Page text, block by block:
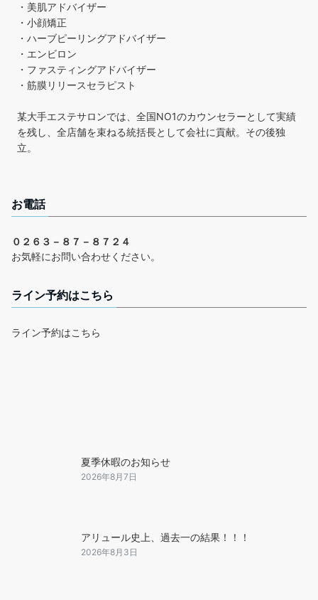
・美肌アドバイザー
・小顔矯正
・ハーブピーリングアドバイザー
・エンビロン
・ファスティングアドバイザー
・筋膜リリースセラピスト
某大手エステサロンでは、全国NO1のカウンセラーとして実績
を残し、全店舗を束ねる統括長として会社に貢献。その後独
立。
お電話
０２６３－８７－８７２４
お気軽にお問い合わせください。
ライン予約はこちら
ライン予約はこちら
夏季休暇のお知らせ
2026年8月7日
アリュール史上、過去一の結果！！！
2026年8月3日